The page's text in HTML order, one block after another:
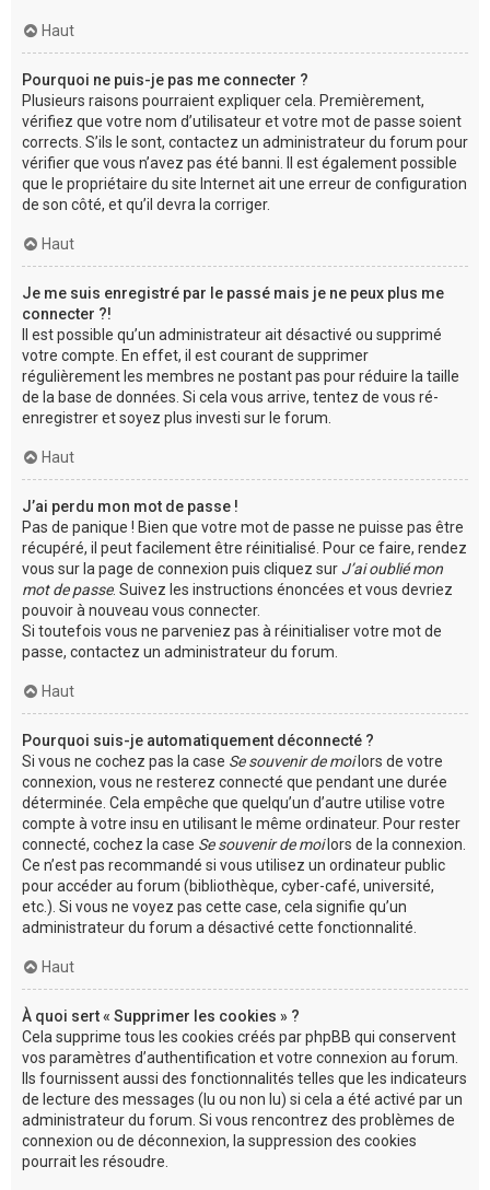
Haut
Pourquoi ne puis-je pas me connecter ?
Plusieurs raisons pourraient expliquer cela. Premièrement,
vérifiez que votre nom d’utilisateur et votre mot de passe soient
corrects. S’ils le sont, contactez un administrateur du forum pour
vérifier que vous n’avez pas été banni. Il est également possible
que le propriétaire du site Internet ait une erreur de configuration
de son côté, et qu’il devra la corriger.
Haut
Je me suis enregistré par le passé mais je ne peux plus me
connecter ?!
Il est possible qu’un administrateur ait désactivé ou supprimé
votre compte. En effet, il est courant de supprimer
régulièrement les membres ne postant pas pour réduire la taille
de la base de données. Si cela vous arrive, tentez de vous ré-
enregistrer et soyez plus investi sur le forum.
Haut
J’ai perdu mon mot de passe !
Pas de panique ! Bien que votre mot de passe ne puisse pas être
récupéré, il peut facilement être réinitialisé. Pour ce faire, rendez
vous sur la page de connexion puis cliquez sur J’ai oublié mon
mot de passe. Suivez les instructions énoncées et vous devriez
pouvoir à nouveau vous connecter.
Si toutefois vous ne parveniez pas à réinitialiser votre mot de
passe, contactez un administrateur du forum.
Haut
Pourquoi suis-je automatiquement déconnecté ?
Si vous ne cochez pas la case Se souvenir de moilors de votre
connexion, vous ne resterez connecté que pendant une durée
déterminée. Cela empêche que quelqu’un d’autre utilise votre
compte à votre insu en utilisant le même ordinateur. Pour rester
connecté, cochez la case Se souvenir de moilors de la connexion.
Ce n’est pas recommandé si vous utilisez un ordinateur public
pour accéder au forum (bibliothèque, cyber-café, université,
etc.). Si vous ne voyez pas cette case, cela signifie qu’un
administrateur du forum a désactivé cette fonctionnalité.
Haut
À quoi sert « Supprimer les cookies » ?
Cela supprime tous les cookies créés par phpBB qui conservent
vos paramètres d’authentification et votre connexion au forum.
Ils fournissent aussi des fonctionnalités telles que les indicateurs
de lecture des messages (lu ou non lu) si cela a été activé par un
administrateur du forum. Si vous rencontrez des problèmes de
connexion ou de déconnexion, la suppression des cookies
pourrait les résoudre.